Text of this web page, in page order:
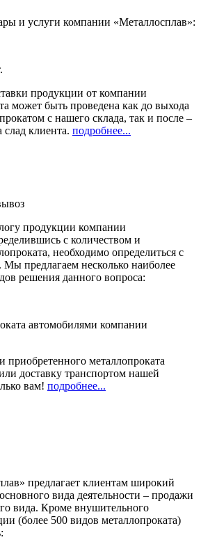
и услуги компании «Металлосплав»:
продукции от компании
может быть проведена как до выхода
с нашего склада, так и после –
клиента. подробнее...
продукции компании
с количеством и
необходимо определиться с
Мы предлагаем несколько наиболее
решения данного вопроса:
автомобилями компании
приобретенного металлопроката
доставку транспортом нашей
вам! подробнее...
предлагает клиентам широкий
вида деятельности – продажи
вида. Кроме внушительного
(более 500 видов металлопроката)